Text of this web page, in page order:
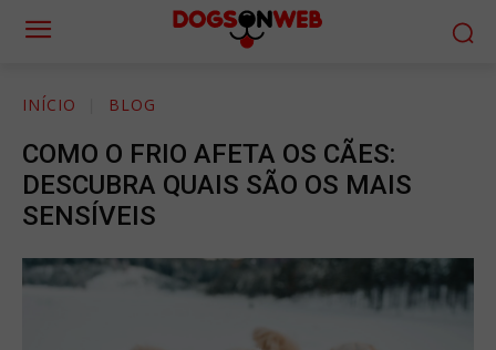
INÍCIO BLOG
COMO O FRIO AFETA OS CÃES:
DESCUBRA QUAIS SÃO OS MAIS
SENSÍVEIS